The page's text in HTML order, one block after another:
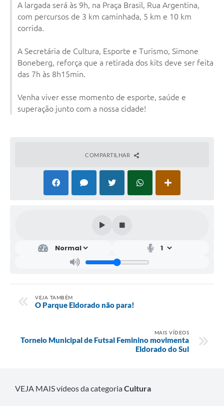
A largada será às 9h, na Praça Brasil, Rua Argentina,
com percursos de 3 km caminhada, 5 km e 10 km
corrida.
A Secretária de Cultura, Esporte e Turismo, Simone
Boneberg, reforça que a retirada dos kits deve ser feita
das 7h às 8h15min.
Venha viver esse momento de esporte, saúde e
superação junto com a nossa cidade!
COMPARTILHAR
VEJA TAMBÉM
O Parque Eldorado não para!
MAIS VÍDEOS
Torneio Municipal de Futsal Feminino movimenta
Eldorado do Sul
VEJA MAIS vídeos da categoriaCultura